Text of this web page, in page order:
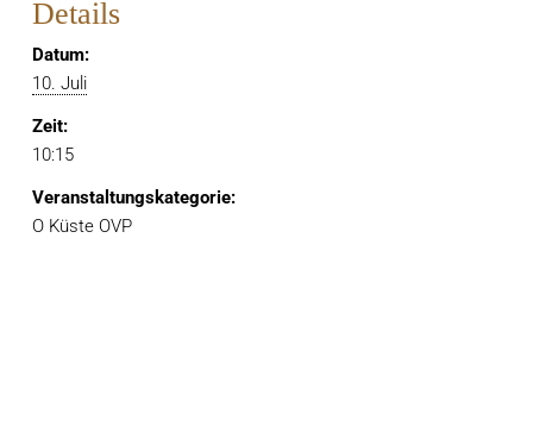
Details
Datum:
10. Juli
Zeit:
10:15
Veranstaltungskategorie:
O Küste OVP